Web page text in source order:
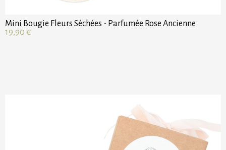
Mini Bougie Fleurs Séchées - Parfumée Rose Ancienne
19,90 €